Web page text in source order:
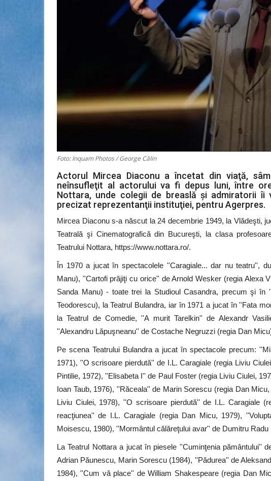
Foto: Inquam Photos / George Călin
Actorul Mircea Diaconu a încetat din viaţă,
neînsufleţit al actorului va fi depus luni, între
Nottara, unde colegii de breaslă şi admiratorii
precizat reprezentanţii instituţiei, pentru Agerpres.
Mircea Diaconu s-a născut la 24 decembrie 1949, la Vlădeşti,
Teatrală şi Cinematografică din Bucureşti, la clasa
Teatrului Nottara, https://www.nottara.ro/.
În 1970 a jucat în spectacolele ''Caragiale... dar nu teatru'',
Manu), ''Cartofi prăjiţi cu orice'' de Arnold Wesker (regia Alexa
Sanda Manu) - toate trei la Studioul Casandra, precum şi în
Teodorescu), la Teatrul Bulandra, iar în 1971 a jucat în ''Fata
la Teatrul de Comedie, ''A murit Tarelkin'' de Alexandr
''Alexandru Lăpuşneanu'' de Costache Negruzzi (regia Dan
Pe scena Teatrului Bulandra a jucat în spectacole precum:
1971), ''O scrisoare pierdută'' de I.L. Caragiale (regia Liviu
Pintilie, 1972), ''Elisabeta I'' de Paul Foster (regia Liviu Ciulei,
Ioan Taub, 1976), ''Răceala'' de Marin Sorescu (regia Dan
Liviu Ciulei, 1978), ''O scrisoare pierdută'' de I.L. Caragiale
reacţiunea'' de I.L. Caragiale (regia Dan Micu, 1979),
Moisescu, 1980), ''Mormântul călăreţului avar'' de Dumitru
La Teatrul Nottara a jucat în piesele ''Cuminţenia pământului''
Adrian Păunescu, Marin Sorescu (1984), ''Pădurea'' de
1984), ''Cum vă place'' de William Shakespeare (regia Dan